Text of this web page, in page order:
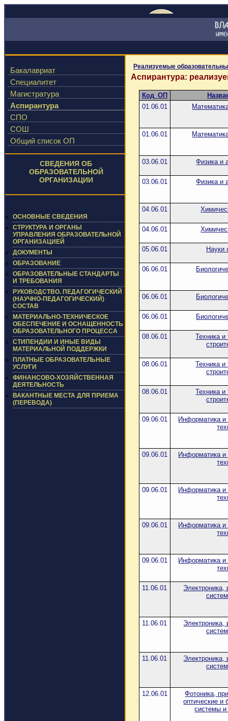
Бакалавриат
Специалитет
Магистратура
Аспирантура
СПО
СОШ
Общий список ОП
СВЕДЕНИЯ ОБ
ОБРАЗОВАТЕЛЬНОЙ
ОРГАНИЗАЦИИ
ОСНОВНЫЕ СВЕДЕНИЯ
СТРУКТУРА И ОРГАНЫ
УПРАВЛЕНИЯ ОБРАЗОВАТЕЛЬНОЙ
ОРГАНИЗАЦИЕЙ
ДОКУМЕНТЫ
ОБРАЗОВАНИЕ
ОБРАЗОВАТЕЛЬНЫЕ СТАНДАРТЫ
И ТРЕБОВАНИЯ
РУКОВОДСТВО. ПЕДАГОГИЧЕСКИЙ
(НАУЧНО-ПЕДАГОГИЧЕСКИЙ)
СОСТАВ
МАТЕРИАЛЬНО-ТЕХНИЧЕСКОЕ
ОБЕСПЕЧЕНИЕ И ОСНАЩЕННОСТЬ
ОБРАЗОВАТЕЛЬНОГО ПРОЦЕССА
СТИПЕНДИИ И ИНЫЕ ВИДЫ
МАТЕРИАЛЬНОЙ ПОДДЕРЖКИ
ПЛАТНЫЕ ОБРАЗОВАТЕЛЬНЫЕ
УСЛУГИ
ФИНАНСОВО-ХОЗЯЙСТВЕННАЯ
ДЕЯТЕЛЬНОСТЬ
ВАКАНТНЫЕ МЕСТА ДЛЯ ПРИЕМА
(ПЕРЕВОДА)
Реализуемые
Аспирантура:
Код_ОП
01.06.01
01.06.01
03.06.01 Физика и
03.06.01 Физика и
04.06.01
04.06.01
05.06.01 Науки
06.06.01
06.06.01
06.06.01
08.06.01
Техника и
08.06.01
Техника и
08.06.01
Техника и
09.06.01
Информатика и
09.06.01
Информатика и
09.06.01
Информатика и
09.06.01
Информатика и
09.06.01
Информатика и
11.06.01
Электроника,
11.06.01
Электроника,
11.06.01
Электроника,
12.06.01
Фотоника,
оптические и
системы и